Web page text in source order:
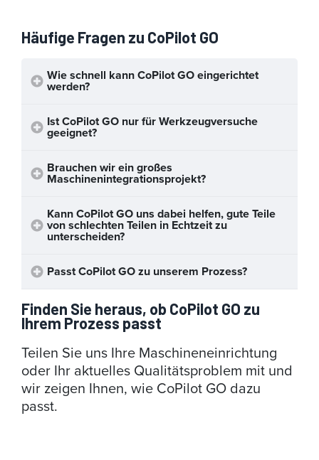
Häufige Fragen zu CoPilot GO
Wie schnell kann CoPilot GO eingerichtet
werden?
Ist CoPilot GO nur für Werkzeugversuche
geeignet?
Brauchen wir ein großes
Maschinenintegrationsprojekt?
Kann CoPilot GO uns dabei helfen, gute Teile
von schlechten Teilen in Echtzeit zu
unterscheiden?
Passt CoPilot GO zu unserem Prozess?
Finden Sie heraus, ob CoPilot GO zu
Ihrem Prozess passt
Teilen Sie uns Ihre Maschineneinrichtung
oder Ihr aktuelles Qualitätsproblem mit und
wir zeigen Ihnen, wie CoPilot GO dazu
passt.